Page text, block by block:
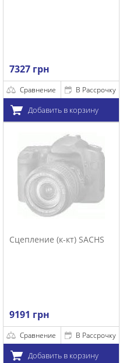
7327 грн
Сравнение В Рассрочку
Добавить в корзину
Сцепление (к-кт) SACHS
9191 грн
Сравнение В Рассрочку
Добавить в корзину